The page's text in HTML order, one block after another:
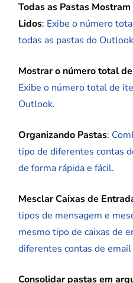
Todas as Pastas
Lidos: Exibe o número
todas as pastas do
Mostrar o número total
Exibe o número total de
Outlook.
Organizando Pastas:
tipo de diferentes contas
de forma rápida e fácil.
Mesclar Caixas de
tipos de mensagem e
mesmo tipo de caixas de
diferentes contas de email
Consolidar pastas em